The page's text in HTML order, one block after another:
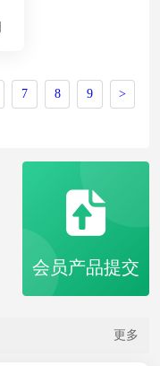
7 8 9 >
会员产品提交
更多